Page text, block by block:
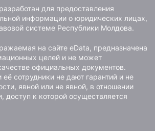
для предоставления
информации о юридических лицах,
системе Республики Молдова.
на сайте eData, предназначена
целей и не может
официальных документов.
сотрудники не дают гарантий и не
явной или не явной, в отношении
доступ к которой осуществляется